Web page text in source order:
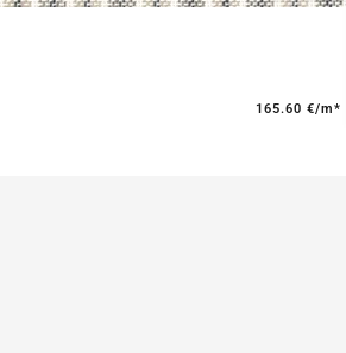
165.60 €/m*